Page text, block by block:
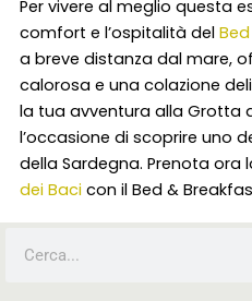
Per vivere al meglio questa
comfort e l’ospitalità del
a breve distanza dal mare,
calorosa e una colazione
la tua avventura alla Grotta
l’occasione di scoprire uno
della Sardegna. Prenota ora
dei Baci con il Bed &